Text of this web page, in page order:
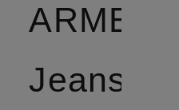
Jeans-